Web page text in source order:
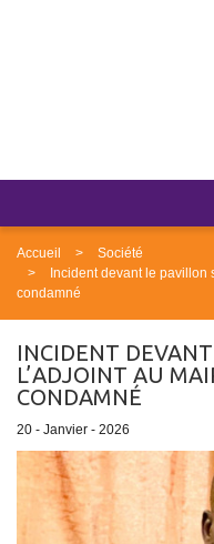
Accueil
Société
Incident devant le pavillon
condamné
INCIDENT
L’ADJOINT AU
CONDAMNÉ
20 - Janvier - 2026